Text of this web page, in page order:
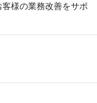
様の業務改善をサポ